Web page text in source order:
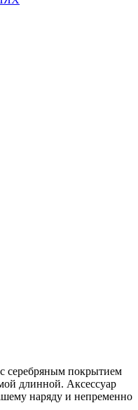
серебряным покрытием
длинной. Аксессуар
наряду и непременно